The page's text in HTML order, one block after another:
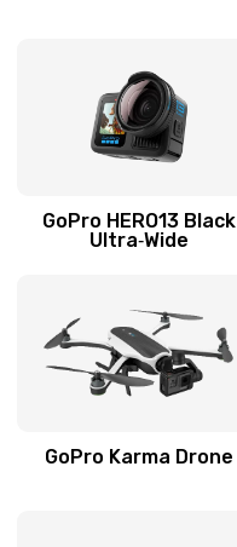
GoPro HERO13 Black
Ultra‑Wide
GoPro Karma Drone